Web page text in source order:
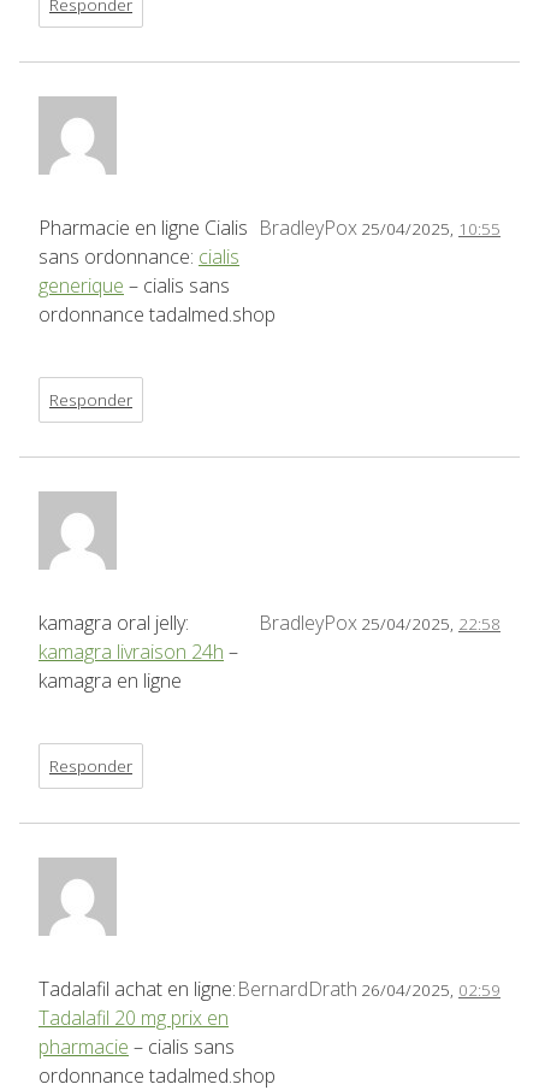
BradleyPox 25/04/2025, 10:55
Pharmacie en ligne Cialis
sans ordonnance: cialis
generique – cialis sans
ordonnance tadalmed.shop
Responder
BradleyPox 25/04/2025, 22:58
kamagra oral jelly:
kamagra livraison 24h –
kamagra en ligne
Responder
BernardDrath 26/04/2025, 02:59
Tadalafil achat en ligne:
Tadalafil 20 mg prix en
pharmacie – cialis sans
ordonnance tadalmed.shop